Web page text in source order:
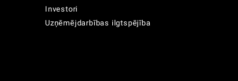
Investori
Uzņēmējdarbības ilgtspējība